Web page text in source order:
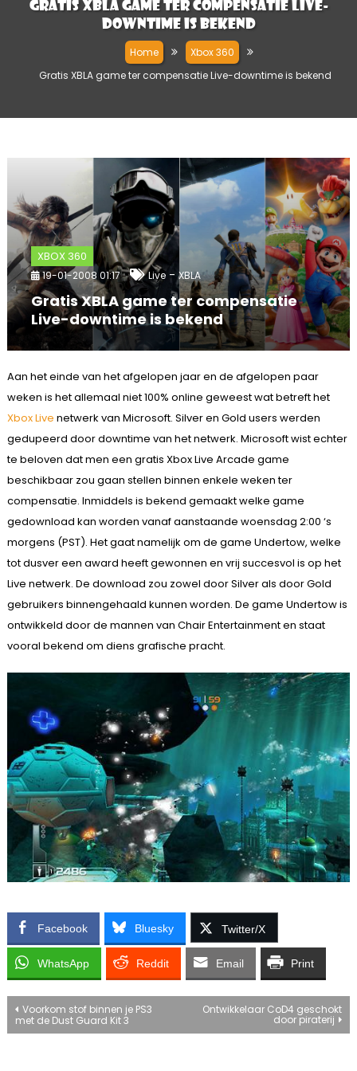
Gratis XBLA game ter compensatie Live-
downtime is bekend
Home
Xbox 360
Gratis XBLA game ter compensatie Live-downtime is bekend
XBOX 360
19-01-2008 01:17 Live-XBLA
Gratis XBLA game ter compensatie
Live-downtime is bekend
Aan het einde van het afgelopen jaar en de afgelopen paar
weken is het allemaal niet 100% online geweest wat betreft het
Xbox Live netwerk van Microsoft. Silver en Gold users werden
gedupeerd door downtime van het netwerk. Microsoft wist echter
te beloven dat men een gratis Xbox Live Arcade game
beschikbaar zou gaan stellen binnen enkele weken ter
compensatie. Inmiddels is bekend gemaakt welke game
gedownload kan worden vanaf aanstaande woensdag 2:00 ‘s
morgens (PST). Het gaat namelijk om de game Undertow, welke
tot dusver een award heeft gewonnen en vrij succesvol is op het
Live netwerk. De download zou zowel door Silver als door Gold
gebruikers binnengehaald kunnen worden. De game Undertow is
ontwikkeld door de mannen van Chair Entertainment en staat
vooral bekend om diens grafische pracht.
Facebook Bluesky Twitter/X
WhatsApp Reddit Email Print
Bericht
Voorkom stof binnen je PS3
met de Dust Guard Kit 3
Ontwikkelaar CoD4 geschokt
door piraterij